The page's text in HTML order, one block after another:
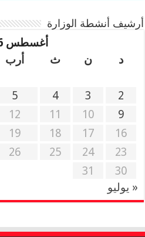
أرشيف أنشطة الوزارة
أغسطس 2026
د
ن ث أرب
2
3
4
5
9
10
11
12
16
17
18
19
23
24
25
26
30
31
« يوليو